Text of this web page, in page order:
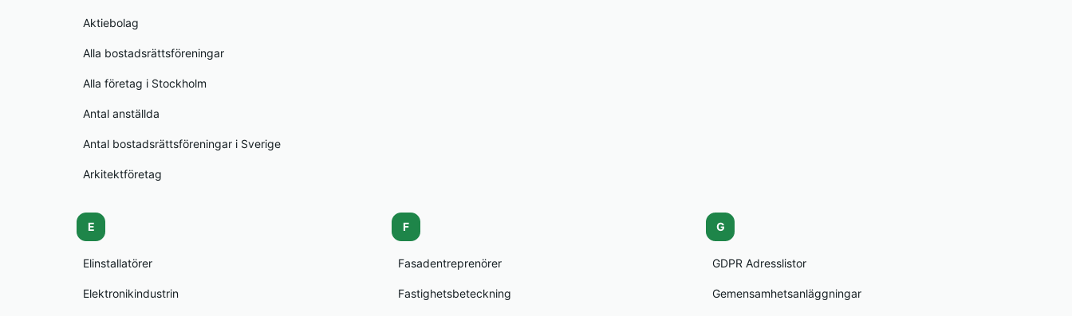
Aktiebolag
Alla bostadsrättsföreningar
Alla företag i Stockholm
Antal anställda
Antal bostadsrättsföreningar i Sverige
Arkitektföretag
E
Elinstallatörer
Elektronikindustrin
F
Fasadentreprenörer
Fastighetsbeteckning
G
GDPR Adresslistor
Gemensamhetsanläggningar